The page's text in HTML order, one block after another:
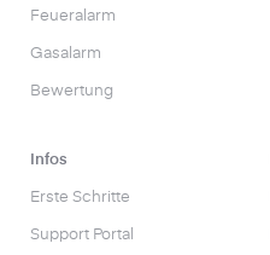
Feueralarm
Gasalarm
Bewertung
Infos
Erste Schritte
Support Portal